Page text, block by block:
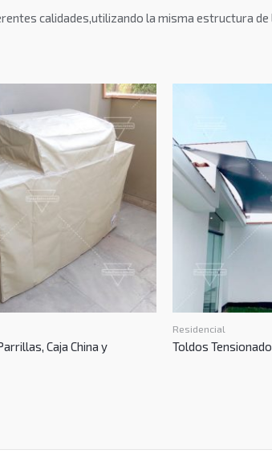
calidades,utilizando la misma estructura
Caja China y
Residencial
Toldos